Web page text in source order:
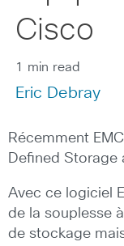
Cisco
1 min read
Eric Debray
Récemment
Defined Storage
Avec ce logiciel
de la souplesse
de stockage